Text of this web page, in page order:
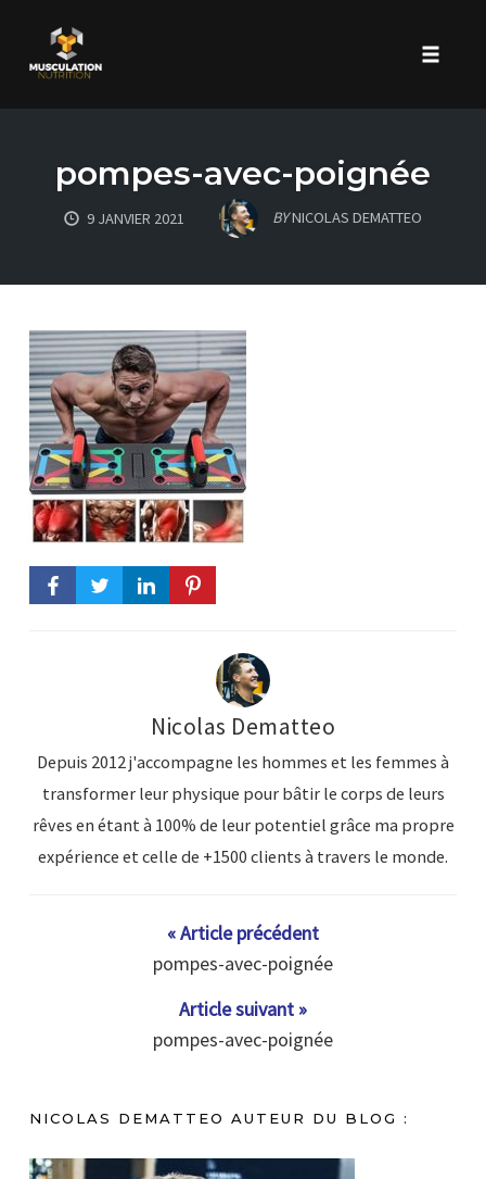
contentpompes-avec-poignée
9 JANVIER 2021 BYNICOLAS DEMATTEO
Nicolas Dematteo
Depuis 2012 j'accompagne les hommes et les femmes à
transformer leur physique pour bâtir le corps de leurs
rêves en étant à 100% de leur potentiel grâce ma propre
expérience et celle de +1500 clients à travers le monde.
« Article précédent
pompes-avec-poignée
Article suivant »
pompes-avec-poignée
NICOLAS DEMATTEO AUTEUR DU BLOG :